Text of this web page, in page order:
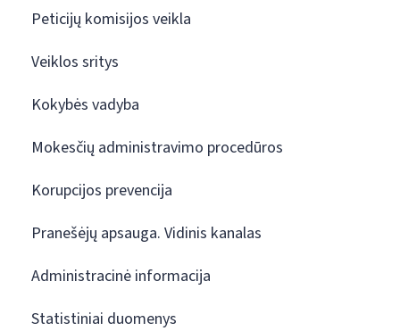
Peticijų komisijos veikla
Veiklos sritys
Kokybės vadyba
Mokesčių administravimo procedūros
Korupcijos prevencija
Pranešėjų apsauga. Vidinis kanalas
Administracinė informacija
Statistiniai duomenys